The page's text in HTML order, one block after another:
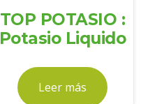
TOP POTASIO :
Potasio Liquido
Leer más